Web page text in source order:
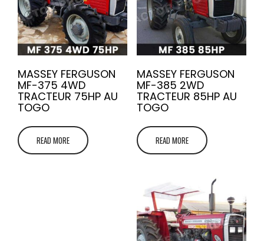
MASSEY FERGUSON
MF-375 4WD
TRACTEUR 75HP AU
TOGO
READ MORE
MASSEY FERGUSON
MF-385 2WD
TRACTEUR 85HP AU
TOGO
READ MORE